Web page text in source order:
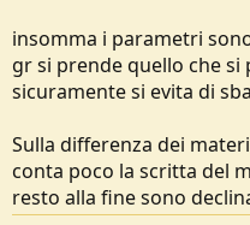
insomma i parametri
gr si prende quello che si
sicuramente si evita di
Sulla differenza dei
conta poco la scritta del
resto alla fine sono